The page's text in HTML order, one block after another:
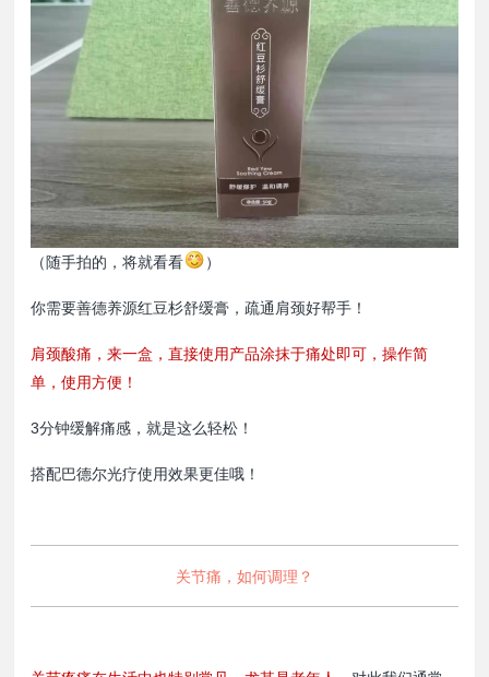
（随手拍的，将就看看 ）
你需要善德养源红豆杉舒缓膏，疏通肩颈好帮手！
肩颈酸痛，来一盒，直接使用产品涂抹于痛处即可，操作简
单，使用方便！
3分钟缓解痛感，就是这么轻松！
搭配巴德尔光疗使用效果更佳哦！
关节痛，如何调理？